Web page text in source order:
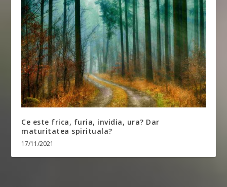
Ce este frica, furia, invidia, ura? Dar
maturitatea spirituala?
17/11/2021